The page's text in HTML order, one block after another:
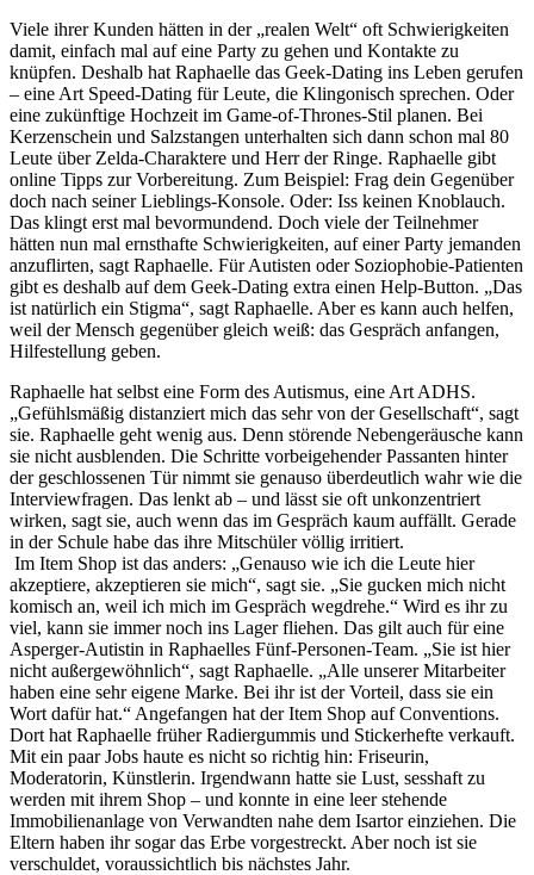
Viele ihrer Kunden hätten in der „realen Welt“ oft Schwierigkeiten
damit, einfach mal auf eine Party zu gehen und Kontakte zu
knüpfen. Deshalb hat Raphaelle das Geek-Dating ins Leben gerufen
– eine Art Speed-Dating für Leute, die Klingonisch sprechen. Oder
eine zukünftige Hochzeit im Game-of-Thrones-Stil planen. Bei
Kerzenschein und Salzstangen unterhalten sich dann schon mal 80
Leute über Zelda-Charaktere und Herr der Ringe. Raphaelle gibt
online Tipps zur Vorbereitung. Zum Beispiel: Frag dein Gegenüber
doch nach seiner Lieblings-Konsole. Oder: Iss keinen Knoblauch.
Das klingt erst mal bevormundend. Doch viele der Teilnehmer
hätten nun mal ernsthafte Schwierigkeiten, auf einer Party jemanden
anzuflirten, sagt Raphaelle. Für Autisten oder Soziophobie-Patienten
gibt es deshalb auf dem Geek-Dating extra einen Help-Button. „Das
ist natürlich ein Stigma“, sagt Raphaelle. Aber es kann auch helfen,
weil der Mensch gegenüber gleich weiß: das Gespräch anfangen,
Hilfestellung geben.
Raphaelle hat selbst eine Form des Autismus, eine Art ADHS.
„Gefühlsmäßig distanziert mich das sehr von der Gesellschaft“, sagt
sie. Raphaelle geht wenig aus. Denn störende Nebengeräusche kann
sie nicht ausblenden. Die Schritte vorbeigehender Passanten hinter
der geschlossenen Tür nimmt sie genauso überdeutlich wahr wie die
Interviewfragen. Das lenkt ab – und lässt sie oft unkonzentriert
wirken, sagt sie, auch wenn das im Gespräch kaum auffällt. Gerade
in der Schule habe das ihre Mitschüler völlig irritiert.
Im Item Shop ist das anders: „Genauso wie ich die Leute hier
akzeptiere, akzeptieren sie mich“, sagt sie. „Sie gucken mich nicht
komisch an, weil ich mich im Gespräch wegdrehe.“ Wird es ihr zu
viel, kann sie immer noch ins Lager fliehen. Das gilt auch für eine
Asperger-Autistin in Raphaelles Fünf-Personen-Team. „Sie ist hier
nicht außergewöhnlich“, sagt Raphaelle. „Alle unserer Mitarbeiter
haben eine sehr eigene Marke. Bei ihr ist der Vorteil, dass sie ein
Wort dafür hat.“ Angefangen hat der Item Shop auf Conventions.
Dort hat Raphaelle früher Radiergummis und Stickerhefte verkauft.
Mit ein paar Jobs haute es nicht so richtig hin: Friseurin,
Moderatorin, Künstlerin. Irgendwann hatte sie Lust, sesshaft zu
werden mit ihrem Shop – und konnte in eine leer stehende
Immobilienanlage von Verwandten nahe dem Isartor einziehen. Die
Eltern haben ihr sogar das Erbe vorgestreckt. Aber noch ist sie
verschuldet, voraussichtlich bis nächstes Jahr.